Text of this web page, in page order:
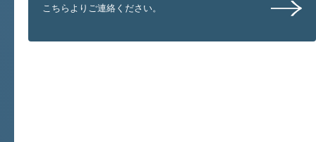
こちらよりご連絡ください。